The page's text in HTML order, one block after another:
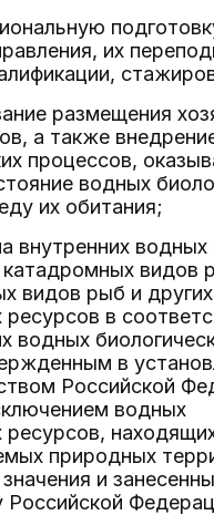
их
размещения
а также
процессов,
водных
их обитания;
внутренних
видов
видов рыб и
ресурсов в
водных
в
Российской
водных
ресурсов,
природных
и
Российской